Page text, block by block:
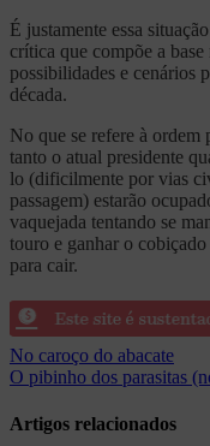
É justamente essa
crítica que compõe a
possibilidades e cenários
década.
No que se refere à ordem
tanto o atual presidente
lo (dificilmente por vias
passagem) estarão
vaquejada tentando se
touro e ganhar o
para cair.
Navegação
de
Post
No caroço do abacate
O pibinho dos parasitas
Artigos relacionados